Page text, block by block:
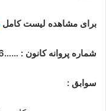
برای مشاهده لیست کامل
شماره پروانه کانون : ……2386
سوابق :